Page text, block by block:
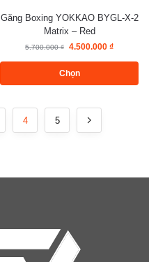
Găng Boxing YOKKAO BYGL-X-2
Matrix – Red
5.700.000₫ 4.500.000 ₫
Chọn
4 5